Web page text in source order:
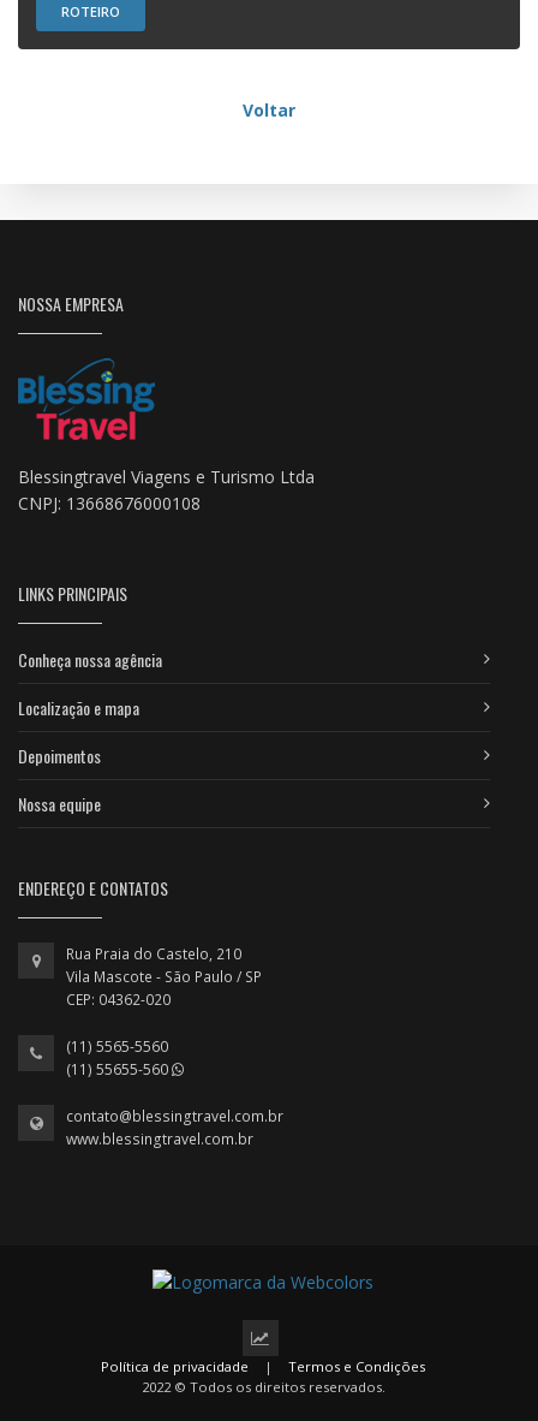
ROTEIRO
Voltar
NOSSA EMPRESA
Blessingtravel Viagens e Turismo Ltda
CNPJ: 13668676000108
LINKS PRINCIPAIS
Conheça nossa agência
Localização e mapa
Depoimentos
Nossa equipe
ENDEREÇO E CONTATOS
Rua Praia do Castelo, 210
Vila Mascote - São Paulo / SP
CEP: 04362-020
(11) 5565-5560
(11) 55655-560
contato@blessingtravel.com.br
www.blessingtravel.com.br
Política de privacidade |
Termos e Condições
2022 © Todos os direitos reservados.